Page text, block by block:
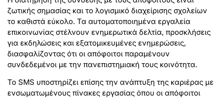
ζωτικής σημασίας και το λογισμικό διαχείρισης σχολείων
το καθιστά εύκολο. Τα αυτοματοποιημένα εργαλεία
επικοινωνίας στέλνουν ενημερωτικά δελτία, προσκλήσεις
για εκδηλώσεις και εξατομικευμένες ενημερώσεις,
διασφαλίζοντας ότι οι απόφοιτοι παραμένουν
συνδεδεμένοι με την πανεπιστημιακή τους κοινότητα.
Το SMS υποστηρίζει επίσης την ανάπτυξη της καριέρας με
ενσωματωμένους πίνακες εργασίας όπου οι απόφοιτοι